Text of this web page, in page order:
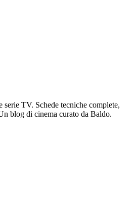
serie TV. Schede tecniche complete,
blog di cinema curato da Baldo.